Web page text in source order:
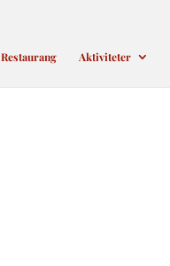
Restaurang Aktiviteter